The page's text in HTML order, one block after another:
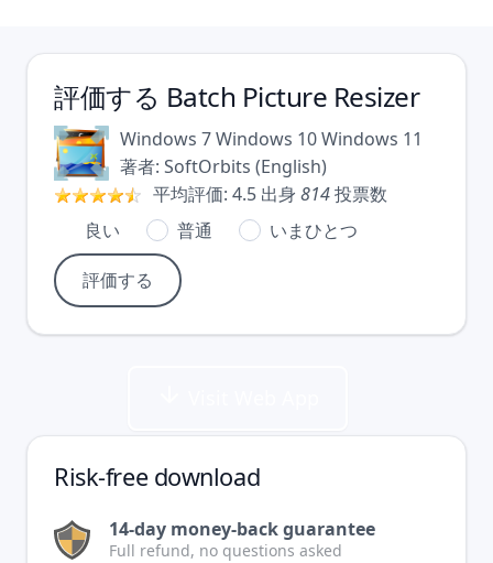
評価する Batch Picture Resizer
Windows 7Windows 10Windows 11
著者: SoftOrbits (English)
平均評価: 4.5 出身 814投票数
良い
普通 いまひとつ
Risk-free download
14-day money-back guarantee
Full refund, no questions asked